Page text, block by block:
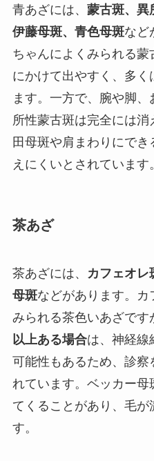
青あざには、 蒙古斑、異
伊藤母斑、青色母斑など
ちゃんによくみられる
にかけて出やすく、多く
ます。一方で、腕や脚
所性蒙古斑は完全には
田母斑や肩まわりにで
えにくいとされています。
茶あざ
茶あざには、
カフェオレ
母斑などがあります。カ
みられる茶色いあざです
以上ある場合は、神経線
可能性もあるため、診察
れています。ベッカー
てくることがあり、毛が
す。